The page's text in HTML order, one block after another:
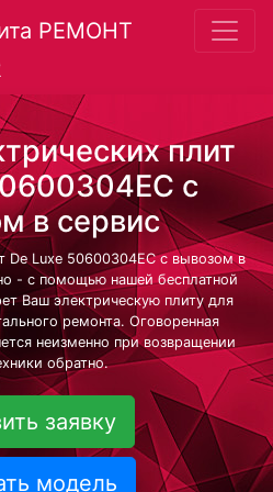
РЕМОНТ
плит
с
в сервис
De Luxe 50600304EC с вывозом в
- с помощью нашей бесплатной
Ваш электрическую плиту для
ремонта. Оговоренная
неизменно при возвращении
обратно.
заявку
модель